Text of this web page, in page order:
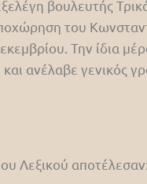
βουλευτής
του
Την ίδια
και ανέλαβε
Λεξικού αποτέλεσαν: